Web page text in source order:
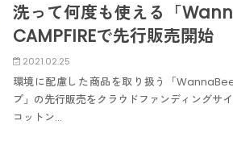
洗って何度も使える「
CAMPFIREで先行販売開始
2021.02.25
環境に配慮した商品を取り扱う「
プ」の先行販売をクラウドファンディングサ
コットン…